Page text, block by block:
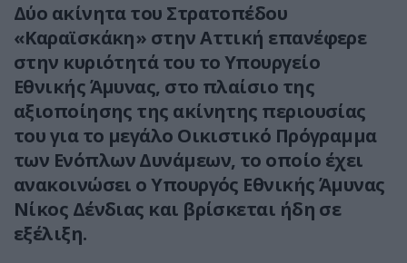
Δύο ακίνητα του Στρατοπέδου
«Καραϊσκάκη» στην Αττική επανέφερε
στην κυριότητά του το Υπουργείο
Εθνικής Άμυνας, στο πλαίσιο της
αξιοποίησης της ακίνητης περιουσίας
του για το μεγάλο Οικιστικό Πρόγραμμα
των Ενόπλων Δυνάμεων, το οποίο έχει
ανακοινώσει ο Υπουργός Εθνικής Άμυνας
Νίκος Δένδιας και βρίσκεται ήδη σε
εξέλιξη.